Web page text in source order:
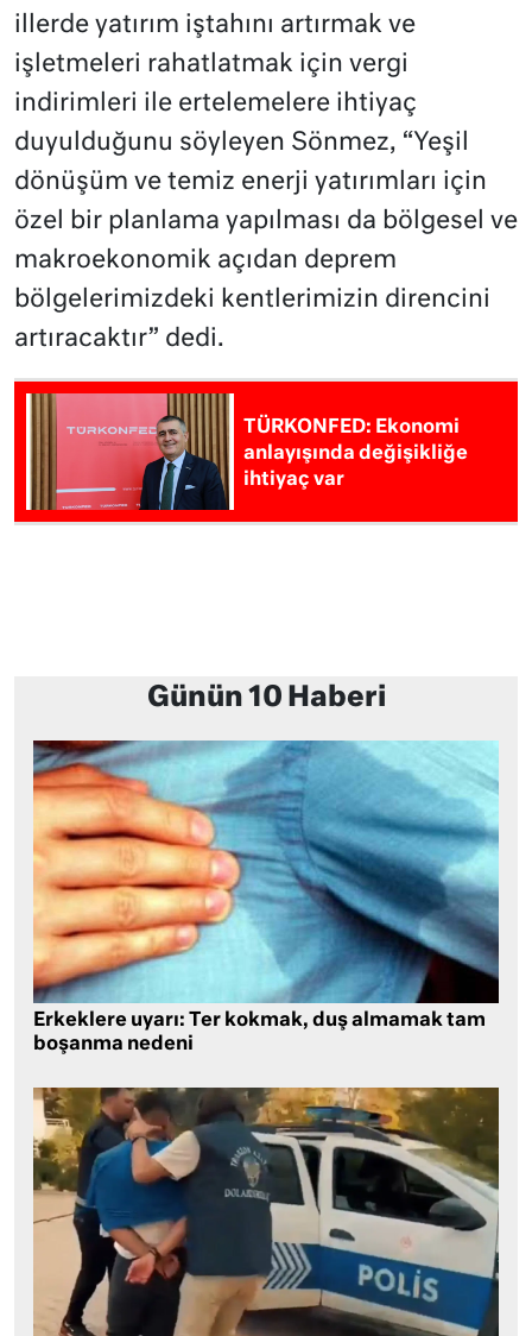
illerde yatırım iştahını artırmak ve
işletmeleri rahatlatmak için vergi
indirimleri ile ertelemelere ihtiyaç
duyulduğunu söyleyen Sönmez, “Yeşil
dönüşüm ve temiz enerji yatırımları için
özel bir planlama yapılması da bölgesel ve
makroekonomik açıdan deprem
bölgelerimizdeki kentlerimizin direncini
artıracaktır” dedi.
TÜRKONFED: Ekonomi
anlayışında değişikliğe
ihtiyaç var
Günün 10 Haberi
Erkeklere uyarı: Ter kokmak, duş almamak tam
boşanma nedeni